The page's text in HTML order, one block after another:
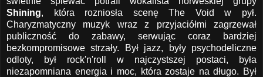
Shining, która rozniosła scenę The Void w pył.
Charyzmatyczny muzyk wraz z przyjaciółmi zagrzewał
publiczność do zabawy, serwując coraz bardziej
bezkompromisowe strzały. Był jazz, były psychodeliczne
odloty, był rock'n'roll w najczystszej postaci, była
niezapomniana energia i moc, która zostaje na długo. Był